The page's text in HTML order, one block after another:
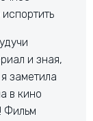
и зная,
заметила
в кино
Фильм